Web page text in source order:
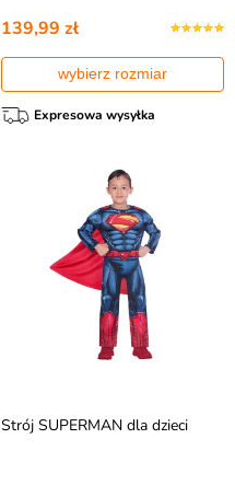
139,99 zł
wybierz rozmiar
Expresowa wysyłka
Strój SUPERMAN dla dzieci